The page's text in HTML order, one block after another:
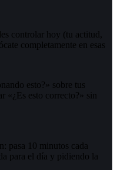
controlar hoy (tu actitud,
completamente en esas
esto?» sobre tus
«¿Es esto correcto?» sin
pasa 10 minutos cada
para el día y pidiendo la